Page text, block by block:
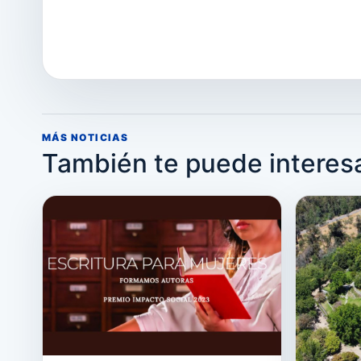
MÁS NOTICIAS
También te puede